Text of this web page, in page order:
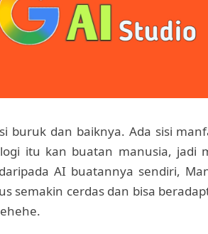
buruk dan baiknya. Ada sisi
itu kan buatan manusia, jadi
AI buatannya sendiri,
semakin cerdas dan bisa
Menanti Ketegasan